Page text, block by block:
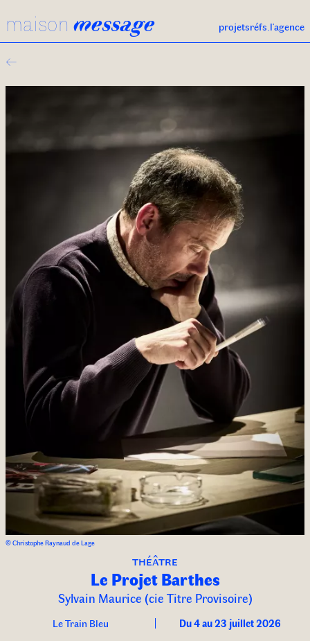
maison message projetsréfs. l'agence
←
© Christophe Raynaud de Lage
théâtre
Le Projet Barthes
Sylvain Maurice (cie Titre Provisoire)
Le Train Bleu Du 4 au 23 juillet 2026